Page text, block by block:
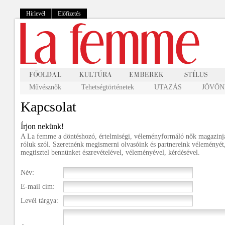
Hírlevél Előfizetés
Művésznők Tehetségtörténetek UTAZÁS
Kapcsolat
Írjon nekünk!
A La femme a döntéshozó, értelmiségi, véleményformáló nők
róluk szól. Szeretnénk megismerni olvasóink és partnereink
megtisztel bennünket észrevételével, véleményével, kérdésével.
Név:
E-mail cím:
Levél tárgya: